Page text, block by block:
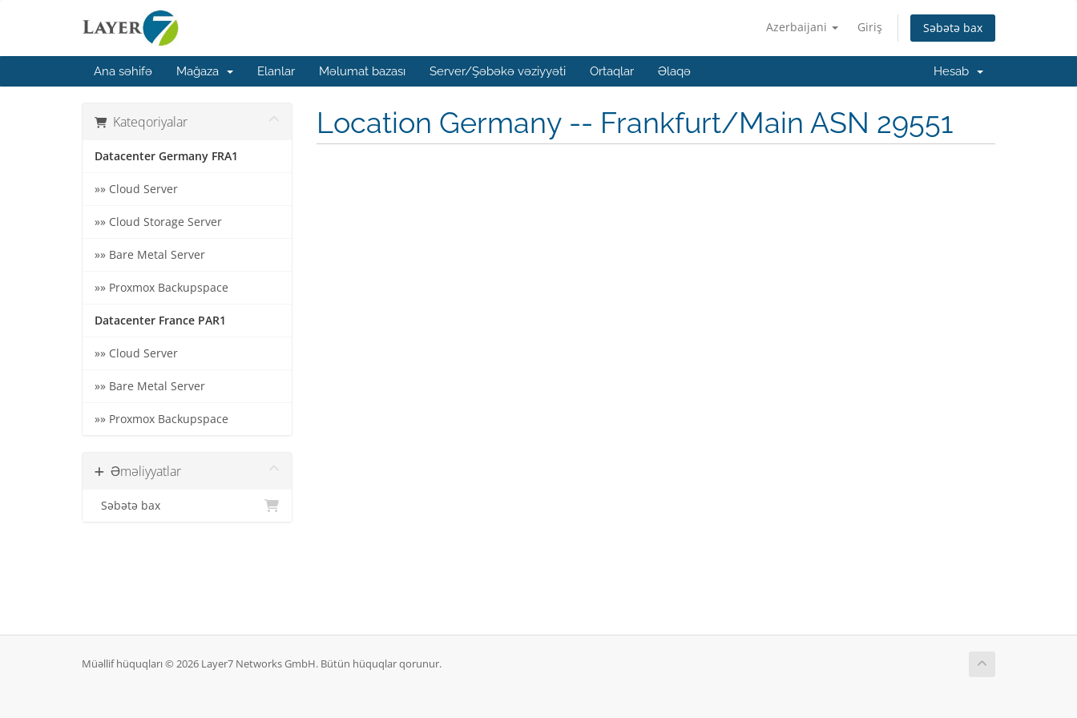
Azerbaijani Giriş Səbətə bax
Ana səhifə Mağaza Elanlar Məlumat bazası Server/Şəbəkə vəziyyəti Ortaqlar Əlaqə Hesab
Kateqoriyalar
Datacenter Germany FRA1
»» Cloud Server
»» Cloud Storage Server
»» Bare Metal Server
»» Proxmox Backupspace
Datacenter France PAR1
»» Cloud Server
»» Bare Metal Server
»» Proxmox Backupspace
Əməliyyatlar
Səbətə bax
Location Germany -- Frankfurt/Main ASN 29551
Müəllif hüquqları © 2026 Layer7 Networks GmbH. Bütün hüquqlar qorunur.